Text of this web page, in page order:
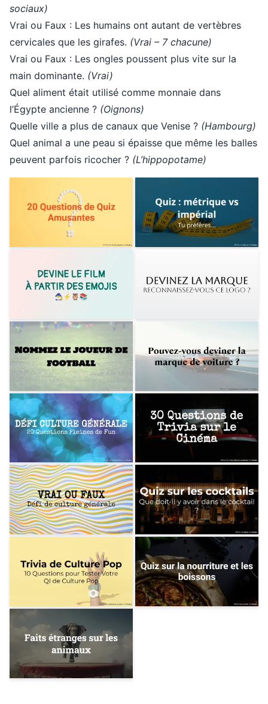
sociaux)
Vrai ou Faux : Les humains ont autant de vertèbres
cervicales que les girafes. (Vrai – 7 chacune)
Vrai ou Faux : Les ongles poussent plus vite sur la
main dominante. (Vrai)
Quel aliment était utilisé comme monnaie dans
l’Égypte ancienne ? (Oignons)
Quelle ville a plus de canaux que Venise ? (Hambourg)
Quel animal a une peau si épaisse que même les balles
peuvent parfois ricocher ? (L’hippopotame)